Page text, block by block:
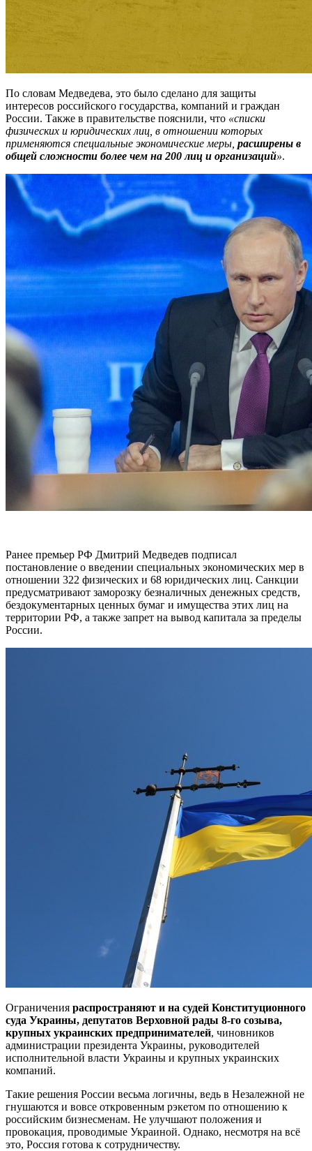
По словам Медведева, это было сделано для защиты
интересов российского государства, компаний и граждан
России. Также в правительстве пояснили, что «списки
физических и юридических лиц, в отношении которых
применяются специальные экономические меры, расширены в
общей сложности более чем на 200 лиц и организаций».
Ранее премьер РФ Дмитрий Медведев подписал
постановление о введении специальных экономических мер в
отношении 322 физических и 68 юридических лиц. Санкции
предусматривают заморозку безналичных денежных средств,
бездокументарных ценных бумаг и имущества этих лиц на
территории РФ, а также запрет на вывод капитала за пределы
России.
Ограничения распространяют и на судей Конституционного
суда Украины, депутатов Верховной рады 8-го созыва,
крупных украинских предпринимателей, чиновников
администрации президента Украины, руководителей
исполнительной власти Украины и крупных украинских
компаний.
Такие решения России весьма логичны, ведь в Незалежной не
гнушаются и вовсе откровенным рэкетом по отношению к
российским бизнесменам. Не улучшают положения и
провокация, проводимые Украиной. Однако, несмотря на всё
это, Россия готова к сотрудничеству.